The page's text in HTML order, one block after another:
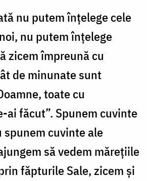
nu putem înțelege cele
nu putem înțelege
zicem împreună cu
de minunate sunt
toate cu
ai făcut”. Spunem cuvinte
spunem cuvinte ale
să vedem mărețiile
făpturile Sale, zicem și